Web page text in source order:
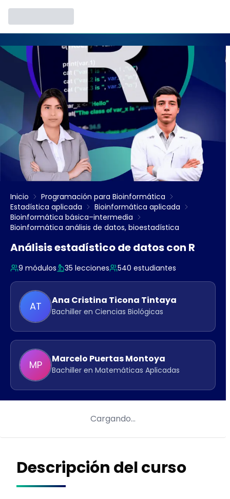
Descripción del curso
Inicio
Programación para Bioinformática
Estadística aplicada
Bioinformática aplicada
Bioinformática básica–intermedia
Bioinformática análisis de datos, bioestadística
Análisis estadístico de datos con R
9 módulos 35 lecciones 540 estudiantes
AT Ana Cristina Ticona Tintaya
Bachiller en Ciencias Biológicas
MP Marcelo Puertas Montoya
Bachiller en Matemáticas Aplicadas
Cargando…